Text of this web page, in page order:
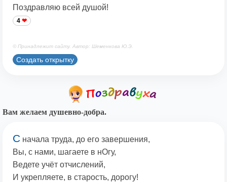
Поздравляю всей душой!
4
© Принадлежит сайту. Автор: Шеменкова Ю.Э.
Создать открытку
Вам желаем душевно-добра.
С начала труда, до его завершения,
Вы, с нами, шагаете в нОгу,
Ведете учёт отчислений,
И укрепляете, в старость, дорогу!